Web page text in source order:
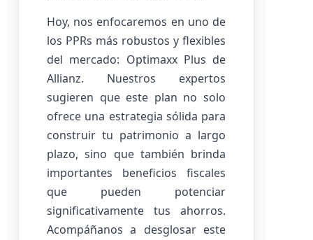
Hoy, nos enfocaremos en uno de
los PPRs más robustos y flexibles
del mercado: Optimaxx Plus de
Allianz. Nuestros expertos
sugieren que este plan no solo
ofrece una estrategia sólida para
construir tu patrimonio a largo
plazo, sino que también brinda
importantes beneficios fiscales
que pueden potenciar
significativamente tus ahorros.
Acompáñanos a desglosar este